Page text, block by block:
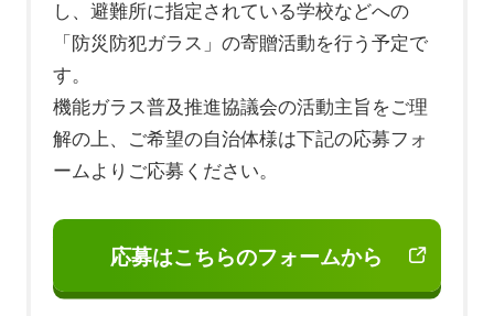
し、避難所に指定されている学校などへの
「防災防犯ガラス」の寄贈活動を行う予定で
す。
機能ガラス普及推進協議会の活動主旨をご理
解の上、ご希望の自治体様は下記の応募フォ
ームよりご応募ください。
応募はこちらのフォームから